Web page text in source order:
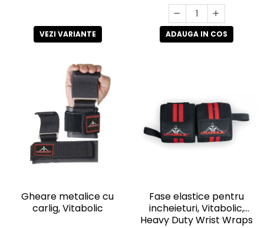
VEZI VARIANTE ADAUGA IN COS
Gheare metalice cu
carlig, Vitabolic
Fase elastice pentru
incheieturi, Vitabolic,
Heavy Duty Wrist Wraps